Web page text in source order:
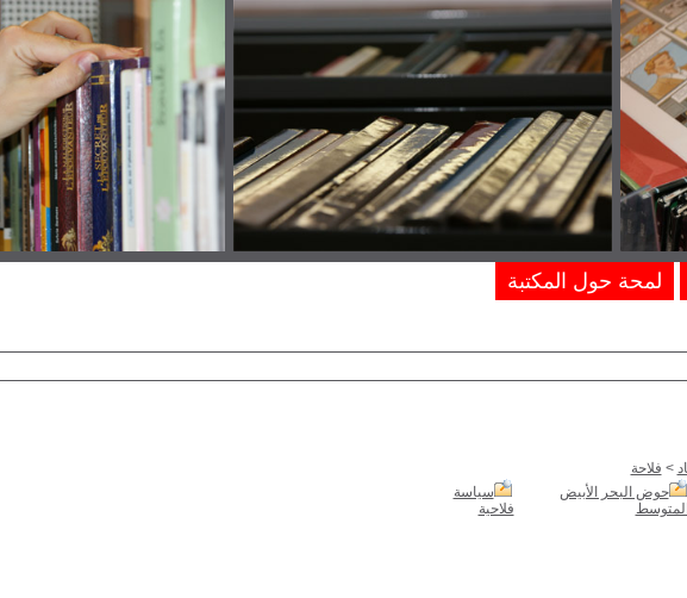
> فلاحة
حوض البحر الأبيض
المتوسط
سياسة
فلاحية
لمحة حول المكتبة